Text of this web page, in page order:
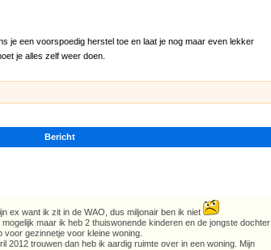
je een voorspoedig herstel toe en laat je nog maar even lekker
je alles zelf weer doen.
Bericht
ex want ik zit in de WAO, dus miljonair ben ik niet
maar ik heb 2 thuiswonende kinderen en de jongste dochter
gezinnetje voor kleine woning.
2012 trouwen dan heb ik aardig ruimte over in een woning. Mijn